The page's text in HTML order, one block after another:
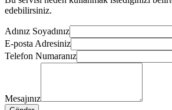
edebilirsiniz.
Adınız Soyadınız
E-posta Adresiniz
Telefon Numaranız
Mesajınız